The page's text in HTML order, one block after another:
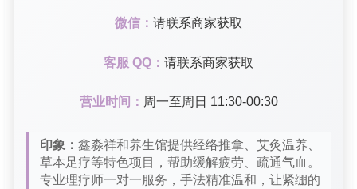
微信： 请联系商家获取
客服 QQ： 请联系商家获取
营业时间： 周一至周日 11:30-00:30
印象： 鑫淼祥和养生馆提供经络推拿、艾灸温养、
草本足疗等特色项目，帮助缓解疲劳、疏通气血。
专业理疗师一对一服务，手法精准温和，让紧绷的